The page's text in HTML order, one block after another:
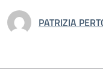
PATRIZIA